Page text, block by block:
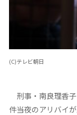
(C)テレビ朝日
刑事・南良理香
件当夜のアリバイ